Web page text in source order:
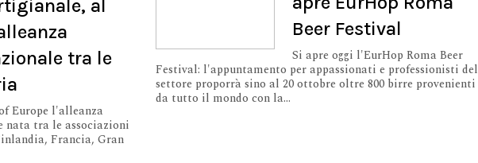
al
tra le
Europe l'alleanza
tra le associazioni
Francia, Gran
Beer Festival
Si apre oggi l'EurHop Roma Beer
Festival: l'appuntamento per appassionati e professionisti del
settore proporrà sino al 20 ottobre oltre 800 birre provenienti
da tutto il mondo con la...